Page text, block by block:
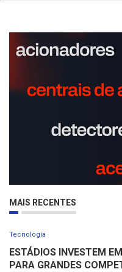
MAIS RECENTES
Tecnologia
ESTÁDIOS INVESTEM
PARA GRANDES